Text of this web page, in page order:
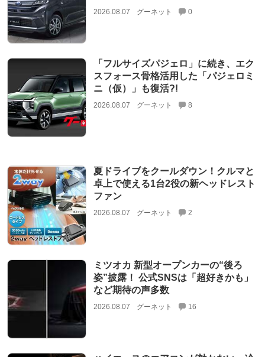
2026.08.07 グーネット 0
「フルサイズパジェロ」に続き、エク
スフォース骨格活用した「パジェロミ
ニ（仮）」も復活?!
2026.08.07 グーネット 8
夏ドライブをクールダウン！クルマと
卓上で使える1台2役の新ヘッドレスト
ファン
2026.08.07 グーネット 2
ミツオカ 新型オープンカーの“後ろ
姿”披露！ 公式SNSは「超好きかも」
など期待の声多数
2026.08.07 グーネット 16